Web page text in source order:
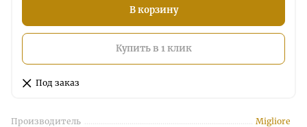
В корзину
Купить в 1 клик
Под заказ
Производитель Migliore